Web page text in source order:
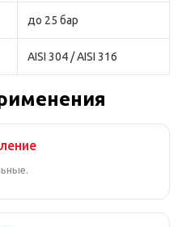
до 25 бар
AISI 304 / AISI 316